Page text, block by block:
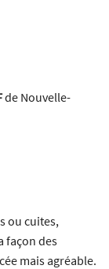
de Nouvelle-
ou cuites,
façon des
mais agréable.